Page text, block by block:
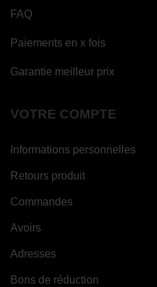
FAQ
Paiements en x fois
Garantie meilleur prix
VOTRE COMPTE
Informations personnelles
Retours produit
Commandes
Avoirs
Adresses
Bons de réduction